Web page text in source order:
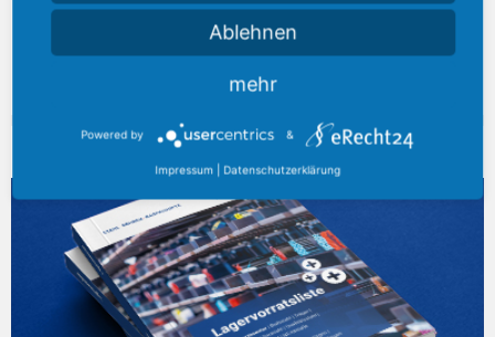
und Dortmund, mit einem Lagerbestand von über 25.000 Tonnen
Mehr erfahren
AKTUELLER KATALOG
Ablehnen
mehr
Powered by &
Impressum Datenschutzerklärung